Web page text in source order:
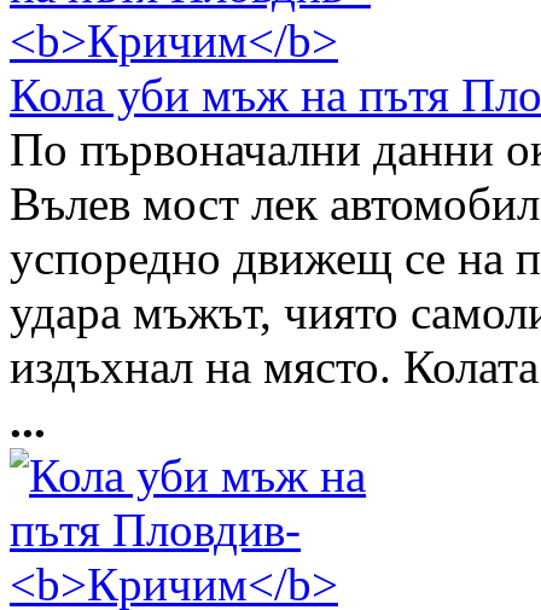
Кола уби мъж на пътя
По първоначални данни
Вълев мост лек
успоредно движещ се на
удара мъжът, чиято
издъхнал на място.
...